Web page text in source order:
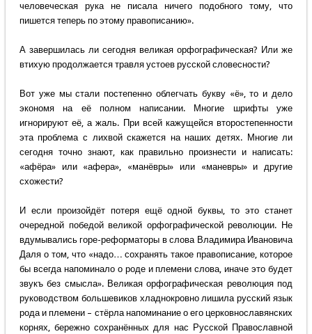
человеческая рука не писала ничего подобного тому, что
пишется теперь по этому правописанию».
А завершилась ли сегодня великая орфографическая? Или же
втихую продолжается травля устоев русской словесности?
Вот уже мы стали постепенно облегчать букву «ё», то и дело
экономя на её полном написании. Многие шрифты уже
игнорируют её, а жаль. При всей кажущейся второстепенности
эта проблема с лихвой скажется на наших детях. Многие ли
сегодня точно знают, как правильно произнести и написать:
«афёра» или «афера», «манёвры» или «маневры» и другие
схожести?
И если произойдёт потеря ещё одной буквы, то это станет
очередной победой великой орфографической революции. Не
вдумывались горе-реформаторы в слова Владимира Ивановича
Даля о том, что «надо… сохранять такое правописание, которое
бы всегда напоминало о роде и племени слова, иначе это будет
звукъ без смысла». Великая орфографическая революция под
руководством большевиков хладнокровно лишила русский язык
рода и племени – стёрла напоминание о его церковнославянских
корнях, бережно сохранённых для нас Русской Православной